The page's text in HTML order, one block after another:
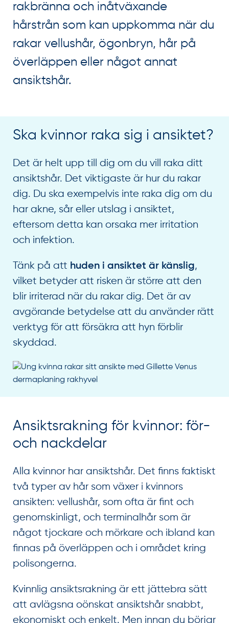
rakbränna och inåtväxande
hårstrån som kan uppkomma när du
rakar vellushår, ögonbryn, hår på
överläppen eller något annat
ansiktshår.
Ska kvinnor raka sig i ansiktet?
Det är helt upp till dig om du vill raka ditt
ansiktshår. Det viktigaste är hur du rakar
dig. Du ska exempelvis inte raka dig om du
har akne, sår eller utslag i ansiktet,
eftersom detta kan orsaka mer irritation
och infektion.
Tänk på att huden i ansiktet är känslig,
vilket betyder att risken är större att den
blir irriterad när du rakar dig. Det är av
avgörande betydelse att du använder rätt
verktyg för att försäkra att hyn förblir
skyddad.
Ansiktsrakning för kvinnor: för-
och nackdelar
Alla kvinnor har ansiktshår. Det finns faktiskt
två typer av hår som växer i kvinnors
ansikten: vellushår, som ofta är fint och
genomskinligt, och terminalhår som är
något tjockare och mörkare och ibland kan
finnas på överläppen och i området kring
polisongerna.
Kvinnlig ansiktsrakning är ett jättebra sätt
att avlägsna oönskat ansiktshår snabbt,
ekonomiskt och enkelt. Men innan du börjar